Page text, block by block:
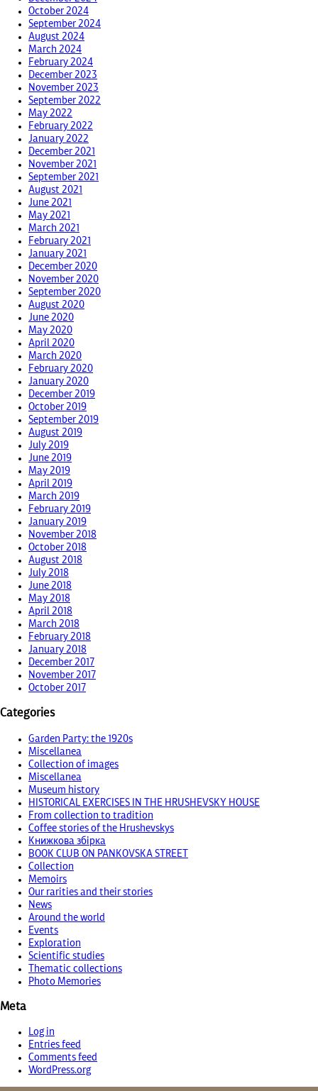
October 2024
September 2024
August 2024
March 2024
February 2024
December 2023
November 2023
September 2022
May 2022
February 2022
January 2022
December 2021
November 2021
September 2021
August 2021
June 2021
May 2021
March 2021
February 2021
January 2021
December 2020
November 2020
September 2020
August 2020
June 2020
May 2020
April 2020
March 2020
February 2020
January 2020
December 2019
October 2019
September 2019
August 2019
July 2019
June 2019
May 2019
April 2019
March 2019
February 2019
January 2019
November 2018
October 2018
August 2018
July 2018
June 2018
May 2018
April 2018
March 2018
February 2018
January 2018
December 2017
November 2017
October 2017
Categories
Garden Party: the 1920s
Miscellanea
Collection of images
Miscellanea
Museum history
HISTORICAL EXERCISES IN THE HRUSHEVSKY HOUSE
From collection to tradition
Coffee stories of the Hrushevskys
Книжкова збірка
BOOK CLUB ON PANKOVSKA STREET
Collection
Memoirs
Our rarities and their stories
News
Around the world
Events
Exploration
Scientific studies
Thematic collections
Photo Memories
Meta
Log in
Entries feed
Comments feed
WordPress.org